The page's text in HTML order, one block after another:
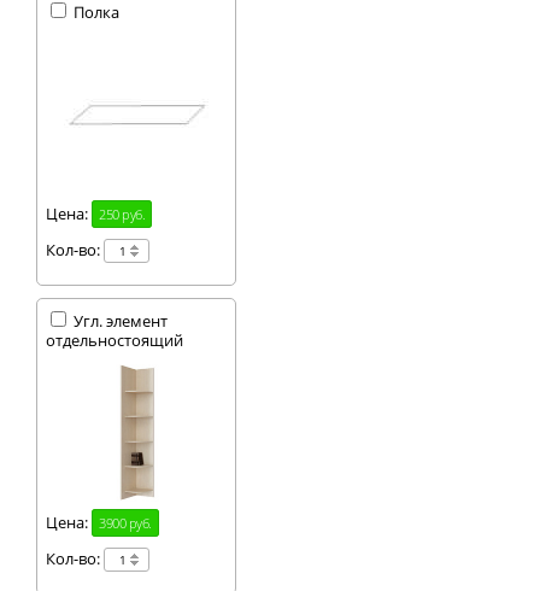
Полка
Цена: 250 руб.
Кол-во:
Угл. элемент
отдельностоящий
Цена: 3900 руб.
Кол-во: